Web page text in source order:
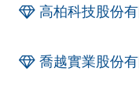
高柏科技股份
喬越實業股份